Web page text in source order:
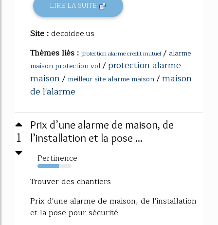
LIRE LA SUITE
Site :decoidee.us
Thèmes liés : protection alarme credit mutuel / alarme
maison protection vol/protection alarme
maison/ meilleur site alarme maison/maison
de l'alarme
1
Prix d’une alarme de maison, de
l’installation et la pose ...
Pertinence
63%
Trouver des chantiers
Prix d'une alarme de maison, de l'installation
et la pose pour sécurité